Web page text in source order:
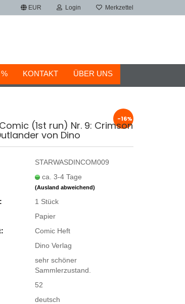
EUR Login Merkzettel
KONTAKT ÜBER UNS
-16%
(1st run) Nr. 9: Crimson
von Dino
STARWASDINCOM009
ca. 3-4 Tage
(Ausland abweichend)
1 Stück
Papier
Comic Heft
Dino Verlag
sehr schöner
Sammlerzustand.
52
deutsch